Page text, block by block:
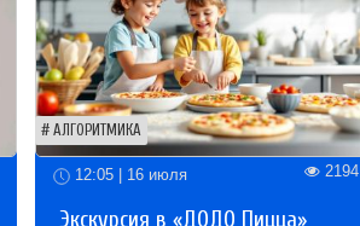
АЛГОРИТМИКА
12:05 | 16 июля 2194
Экскурсия в «ДОДО Пицца»